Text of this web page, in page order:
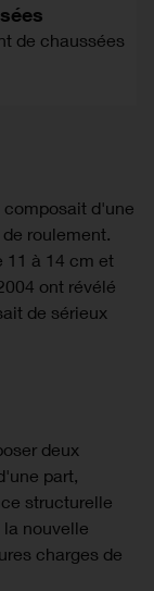
de chaussées
d'une
roulement.
11 à 14 cm et
ont révélé
de sérieux
deux
part,
structurelle
nouvelle
charges de